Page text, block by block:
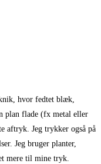
hvor fedtet blæk,
plan flade (fx metal eller
aftryk. Jeg trykker også på
Jeg bruger planter,
mere til mine tryk.